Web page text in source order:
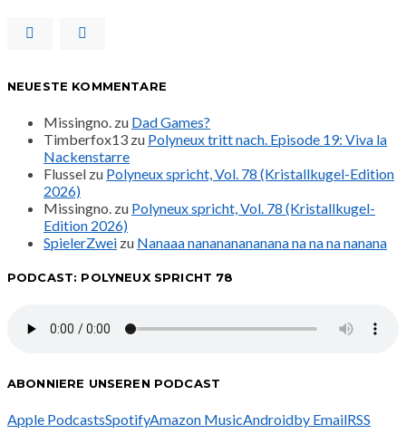
NEUESTE KOMMENTARE
Missingno. zu Dad Games?
Timberfox13 zu Polyneux tritt nach. Episode 19: Viva la
Nackenstarre
Flussel zu Polyneux spricht, Vol. 78 (Kristallkugel-Edition
2026)
Missingno. zu Polyneux spricht, Vol. 78 (Kristallkugel-
Edition 2026)
SpielerZwei zu Nanaaa nanananananana na na na nanana
PODCAST: POLYNEUX SPRICHT 78
ABONNIERE UNSEREN PODCAST
Apple PodcastsSpotifyAmazon MusicAndroidby EmailRSS